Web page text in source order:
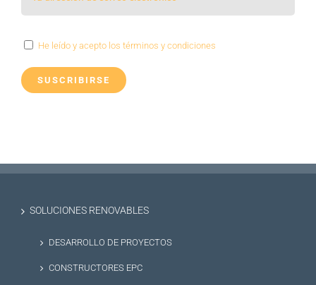
He leído y acepto los términos y condiciones
SOLUCIONES RENOVABLES
DESARROLLO DE PROYECTOS
CONSTRUCTORES EPC